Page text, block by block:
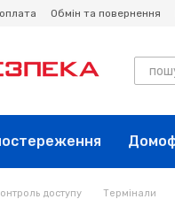
контенту
Обмін та повернення
доступу Термінали